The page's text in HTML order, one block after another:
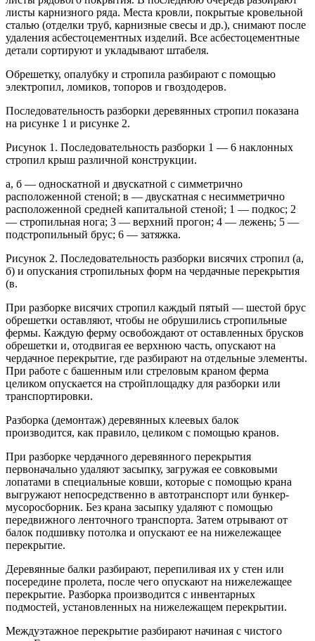
листы карнизного ряда. Места кровли, покрытые кровельной
сталью (отделки труб, карнизные свесы и др.), снимают после
удаления асбестоцементных изделий. Все асбестоцементные
детали сортируют и укладывают штабеля.
Обрешетку, опалубку и стропила разбирают с помощью
электропил, ломиков, топоров и гвоздодеров.
Последовательность разборки деревянных стропил показана
на рисунке 1 и рисунке 2.
Рисунок 1. Последовательность разборки 1 — 6 наклонных
стропил крыш различной конструкции.
а, б — односкатной и двускатной с симметрично
расположенной стеной; в — двускатная с несимметрично
расположенной средней капитальной стеной; 1 — подкос; 2
— стропильная нога; 3 — верхний прогон; 4 — лежень; 5 —
подстропильный брус; 6 — затяжка.
Рисунок 2. Последовательность разборки висячих стропил (а,
б) и опускания стропильных форм на чердачные перекрытия
(в.
При разборке висячих стропил каждый пятый — шестой брус
обрешетки оставляют, чтобы не обрушились стропильные
фермы. Каждую ферму освобождают от оставленных брусков
обрешетки и, отодвигая ее верхнюю часть, опускают на
чердачное перекрытие, где разбирают на отдельные элементы.
При работе с башенным или стреловым краном ферма
целиком опускается на стройплощадку для разборки или
транспортировки.
Разборка (демонтаж) деревянных клеевых балок
производится, как правило, целиком с помощью кранов.
При разборке чердачного деревянного перекрытия
первоначально удаляют засыпку, загружая ее совковыми
лопатами в специальные ковши, которые с помощью крана
выгружают непосредственно в автотранспорт или бункер-
мусоросборник. Без крана засыпку удаляют с помощью
передвижного ленточного транспорта. Затем отрывают от
балок подшивку потолка и опускают ее на нижележащее
перекрытие.
Деревянные балки разбирают, перепиливая их у стен или
посередине пролета, после чего опускают на нижележащее
перекрытие. Разборка производится с инвентарных
подмостей, установленных на нижележащем перекрытии.
Междуэтажное перекрытие разбирают начиная с чистого